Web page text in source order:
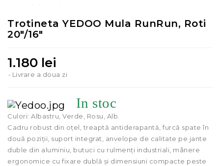
Trotinete
Accesorii
Food
&
Tools
Trotineta YEDOO Mula RunRun, Roti
20"/16"
1.180 lei
Livrare a doua zi
In stoc
Culori: Albastru, Verde, Rosu, Alb.
Cadru robust din oțel, treaptă antiderapantă, furcă spate în
două poziții, suport integrat, anvelope de calitate pe jante
duble din aluminiu, butuci cu rulmenți industriali, mânere
ergonomice cu fixare dublă și dimensiuni compacte peste